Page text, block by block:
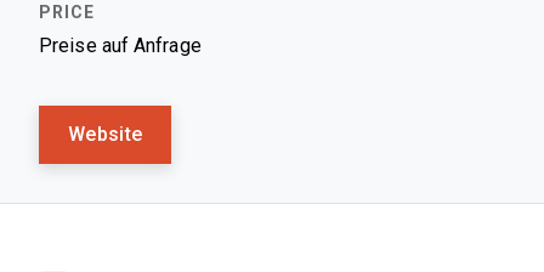
Preise auf Anfrage
Website